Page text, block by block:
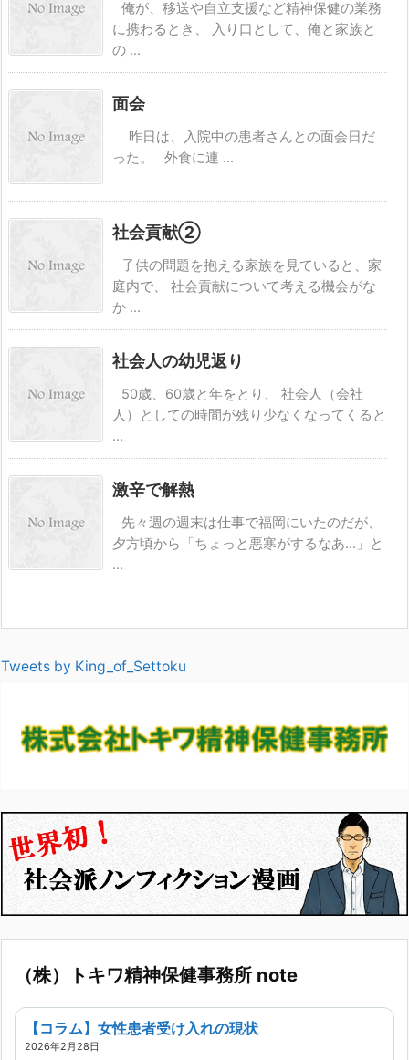
俺が、移送や自立支援など精神保健の業務
に携わるとき、 入り口として、俺と家族と
の ...
面会
昨日は、入院中の患者さんとの面会日だ
った。 外食に連 ...
社会貢献②
子供の問題を抱える家族を見ていると、家
庭内で、 社会貢献について考える機会がな
か ...
社会人の幼児返り
50歳、60歳と年をとり、 社会人（会社
人）としての時間が残り少なくなってくると
...
激辛で解熱
先々週の週末は仕事で福岡にいたのだが、
夕方頃から「ちょっと悪寒がするなあ…」と
...
Tweets by King_of_Settoku
（株）トキワ精神保健事務所 note
【コラム】女性患者受け入れの現状
2026年2月28日